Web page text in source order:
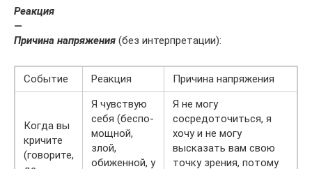
Реакция
—
Причина напряжения (без интерпретации):
Событие Реакция Причина напряжения
Когда вы
кричи­те
(говорите,
Я чувствую
себя (беспо­
мощной,
злой,
обижен­ной, у
Я не могу
сосредоточиться, я
хочу и не могу
высказать вам свою
точку зрения, потому